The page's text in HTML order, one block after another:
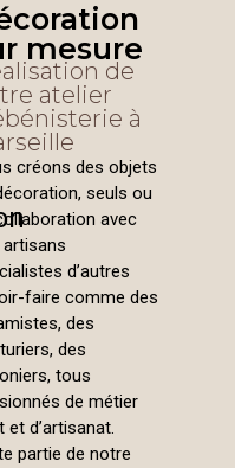
mesure
de
atelier
à
créons des objets
seuls ou
avec
d’autres
faire comme des
des
des
tous
de métier
et d’artisanat.
partie de notre